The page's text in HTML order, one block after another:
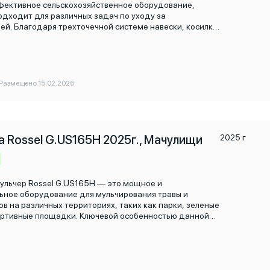
сельскохозяйственное оборудование,
для различных задач по уходу за
Благодаря трехточечной системе навески, косилка
измельчение и обработку территорий. Гарантия 12
15.02.2026
Rossel G.US165H 2025г., Мачулищи
Rossel G.US165H — это мощное и
оборудование для мульчирования травы и
на различных территориях, таких как парки, зеленые
площадки. Ключевой особенностью данной
2025 г